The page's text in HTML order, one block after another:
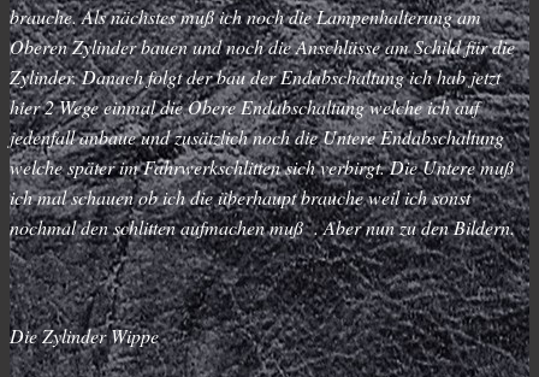
brauche. Als nächstes muß ich noch die Lampenhalterung am
Oberen Zylinder bauen und noch die Anschlüsse am Schild für die
Zylinder. Danach folgt der bau der Endabschaltung ich hab jetzt
hier 2 Wege einmal die Obere Endabschaltung welche ich auf
jedenfall anbaue und zusätzlich noch die Untere Endabschaltung
welche später im Fahrwerkschlitten sich verbirgt. Die Untere muß
ich mal schauen ob ich die überhaupt brauche weil ich sonst
nochmal den schlitten aufmachen muß . Aber nun zu den Bildern.
Die Zylinder Wippe